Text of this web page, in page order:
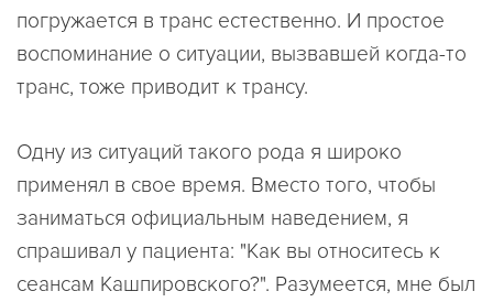
погружается в транс естественно. И простое
воспоминание о ситуации, вызвавшей когда-то
транс, тоже приводит к трансу.
Одну из ситуаций такого рода я широко
применял в свое время. Вместо того, чтобы
заниматься официальным наведением, я
спрашивал у пациента: "Как вы относитесь к
сеансам Кашпировского?". Разумеется, мне был